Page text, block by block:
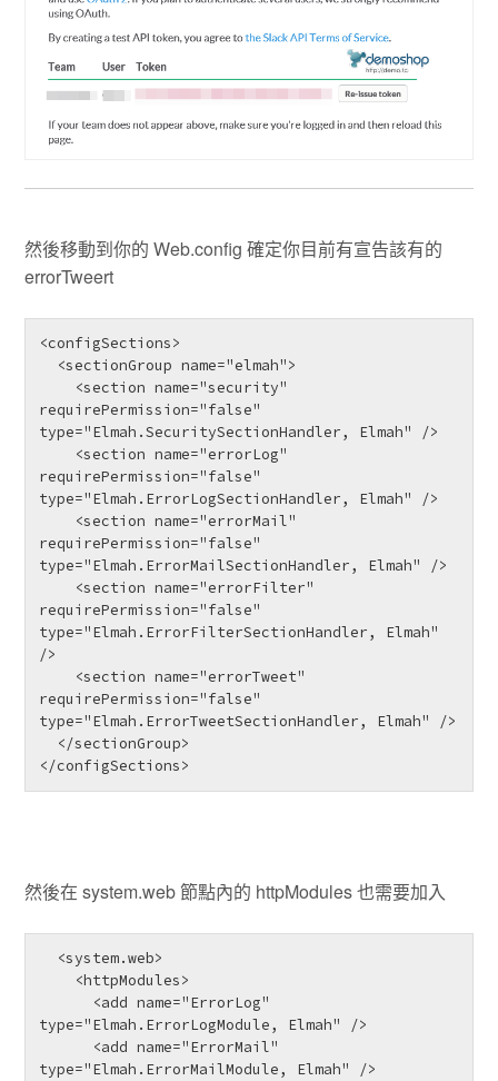
然後移動到你的 Web.config 確定你目前有宣告該有的
errorTweert
<configSections>
requirePermission="false"
type="Elmah.SecuritySectionHandler, Elmah" />
requirePermission="false"
type="Elmah.ErrorLogSectionHandler, Elmah" />
requirePermission="false"
type="Elmah.ErrorMailSectionHandler, Elmah" />
requirePermission="false"
type="Elmah.ErrorFilterSectionHandler, Elmah"
/>
requirePermission="false"
type="Elmah.ErrorTweetSectionHandler, Elmah" />
</configSections>
然後在 system.web 節點內的 httpModules 也需要加入
type="Elmah.ErrorLogModule, Elmah" />
type="Elmah.ErrorMailModule, Elmah" />